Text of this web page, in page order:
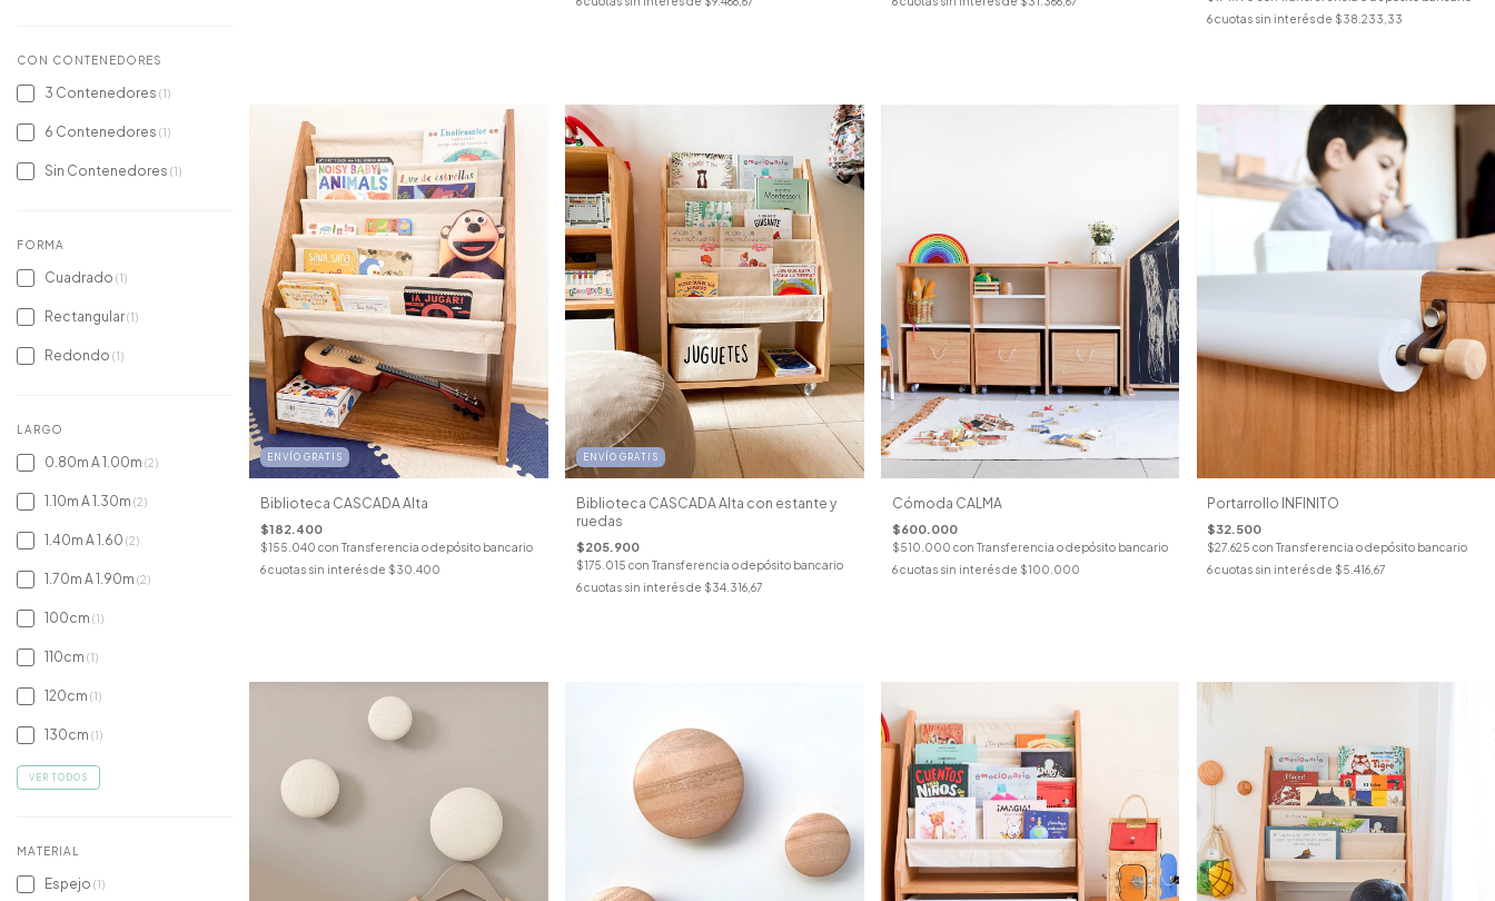
CON CONTENEDORES
3 Contenedores (1)
6 Contenedores (1)
Sin Contenedores (1)
FORMA
Cuadrado (1)
Rectangular(1)
Redondo (1)
LARGO
0.80m A 1.00m (2)
1.10m A 1.30m (2)
1.40m A 1.60 (2)
1.70m A 1.90m (2)
100cm (1)
110cm (1)
120cm (1)
130cm (1)
VER TODOS
MATERIAL
Espejo (1)
6cuotas sin interés de $38.233,33
ENVÍO GRATIS
Biblioteca CASCADA Alta
$182.400
$155.040 con Transferencia o depósito bancario
6cuotas sin interés de $30.400
ENVÍO GRATIS
Biblioteca CASCADA Alta con estante y
ruedas
$205.900
$175.015 con Transferencia o depósito bancario
6cuotas sin interés de $34.316,67
Cómoda CALMA
$600.000
$510.000 con Transferencia o depósito bancario
6 cuotas sin interés de $100.000
Portarrollo INFINITO
$32.500
$27.625con Transferencia o depósito bancario
6cuotas sin interés de $5.416,67